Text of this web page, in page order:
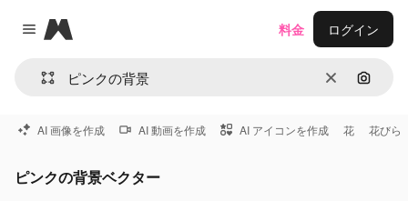
Close menu
Magnific
消去 画像で
料金 ログイン
AI 画像を作成 AI 動画を作成 AI アイコンを作成 花 花びら
ピンクの背景ベクター